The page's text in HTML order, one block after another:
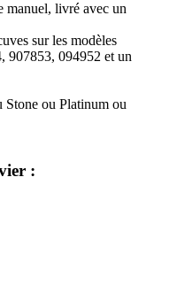
manuel, livré avec un
sur les modèles
907853, 094952 et un
ou Platinum ou
: